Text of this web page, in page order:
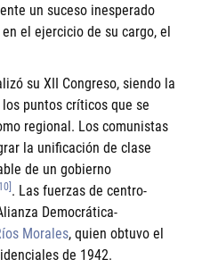
un suceso inesperado
el ejercicio de su cargo, el
su XII Congreso, siendo la
puntos críticos que se
regional. Los comunistas
la unificación de clase
de un gobierno
[10] . Las fuerzas de centro-
Democrática-
Morales, quien obtuvo el
de 1942.